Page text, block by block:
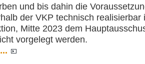
und bis dahin die
der VKP technisch
Mitte 2023 dem
vorgelegt werden.